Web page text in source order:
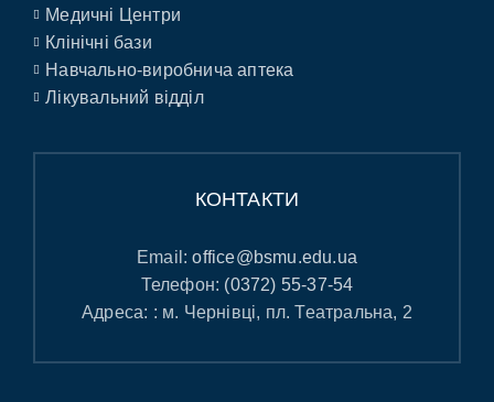
Медичні Центри
Клінічні бази
Навчально-виробнича аптека
Лікувальний відділ
КОНТАКТИ
Email:office@bsmu.edu.ua
Телефон: (0372) 55-37-54
Адреса: : м. Чернівці, пл. Театральна, 2